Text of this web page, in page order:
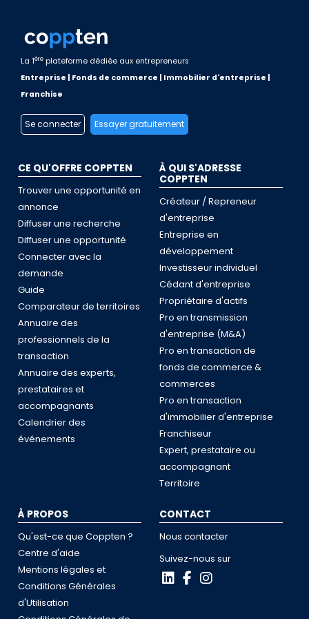
La 1ère plateforme dédiée aux entrepreneurs
Entreprise | Fonds de commerce | Immobilier d'entreprise |
Franchise
Se connecter Essayer gratuitement
CE QU'OFFRE COPPTEN
Trouver une opportunité en
annonce
Diffuser une recherche
Diffuser une opportunité
Connecter avec la
demande
Guide
Comparateur de territoires
Annuaire des
professionnels de la
transaction
Annuaire des experts,
prestataires et
accompagnants
Calendrier des
événements
À QUI S'ADRESSE
COPPTEN
Créateur / Repreneur
d'entreprise
Entreprise en
développement
Investisseur individuel
Cédant d'entreprise
Propriétaire d'actifs
Pro en transmission
d'entreprise (M&A)
Pro en transaction de
fonds de commerce &
commerces
Pro en transaction
d'immobilier d'entreprise
Franchiseur
Expert, prestataire ou
accompagnant
Territoire
À PROPOS
Qu'est-ce que Coppten ?
Centre d'aide
Mentions légales et
Conditions Générales
d'Utilisation
CONTACT
Nous contacter
Suivez-nous sur